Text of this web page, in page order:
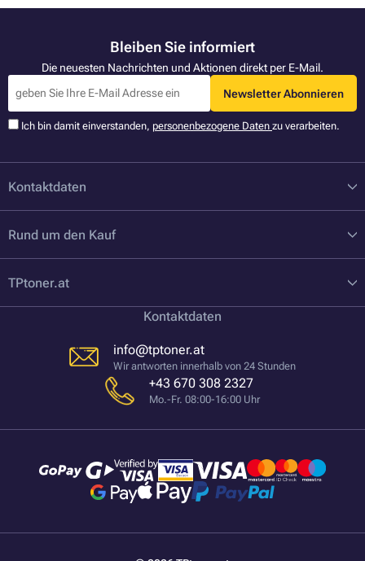
Bleiben Sie informiert
Die neuesten Nachrichten und Aktionen direkt per E-Mail.
Newsletter Abonnieren
Ich bin damit einverstanden, personenbezogene Daten zu verarbeiten.
Kontaktdaten
Rund um den Kauf
TPtoner.at
Kontaktdaten
info@tptoner.at
Wir antworten innerhalb von 24 Stunden
+43 670 308 2327
Mo.-Fr. 08:00-16:00 Uhr